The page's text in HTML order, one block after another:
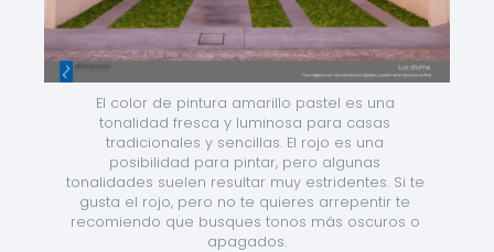
El color de pintura amarillo pastel es una
tonalidad fresca y luminosa para casas
tradicionales y sencillas. El rojo es una
posibilidad para pintar, pero algunas
tonalidades suelen resultar muy estridentes. Si te
gusta el rojo, pero no te quieres arrepentir te
recomiendo que busques tonos más oscuros o
apagados.